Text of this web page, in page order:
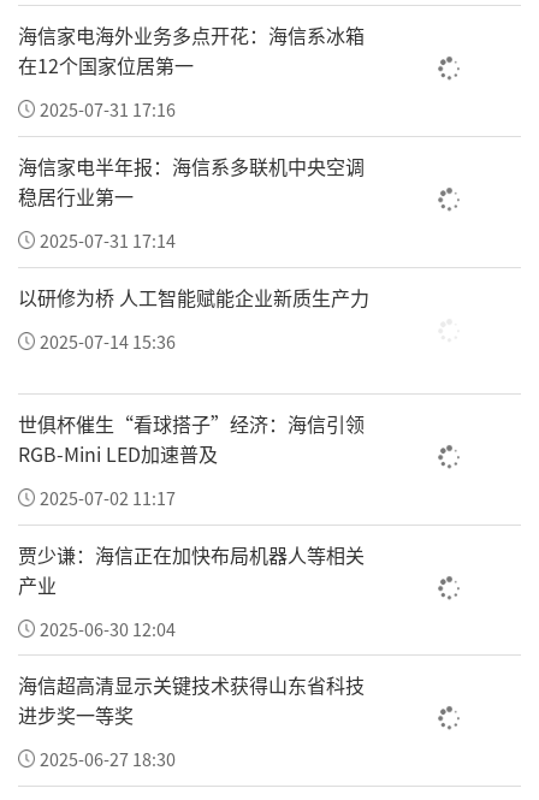
说白了，广东工业表现不足。
如果把视野从粤苏争霸拉大到长三角。经济增
速比江苏6.6%还高的浙江(6.8%)，其二产增加
值为4.4%，同样高于广东的3.7%。
要知道，与同为经济大省的粤苏鲁相比，浙江
不属于传统意义上的工业大省。如今对工业的
重视，以及二产涨势都如此强劲。
浙江不满足于商业大省的江湖地位，还想通过
上半年，浙江制造业投资增长17.6%。数字经济
核心产业制造业、装备制造业投资分别增长60.
5%和36.3%，占制造业投资的比重为33.7%和6
2.6%，比去年同期提高了9.0个和8.6个百分
点。
今年以来，三个"一号工程"成为浙江"出镜
率"最高的热词，从省级到地方分别出台了实施
方案。
三个"一号工程"分别是：
海信家电海外业务多点开花：海信系冰箱
在12个国家位居第一
2025-07-31 17:16
海信家电半年报：海信系多联机中央空调
稳居行业第一
2025-07-31 17:14
以研修为桥 人工智能赋能企业新质生产力
2025-07-14 15:36
世俱杯催生“看球搭子”经济：海信引领
RGB-Mini LED加速普及
2025-07-02 11:17
贾少谦：海信正在加快布局机器人等相关
产业
2025-06-30 12:04
海信超高清显示关键技术获得山东省科技
进步奖一等奖
2025-06-27 18:30